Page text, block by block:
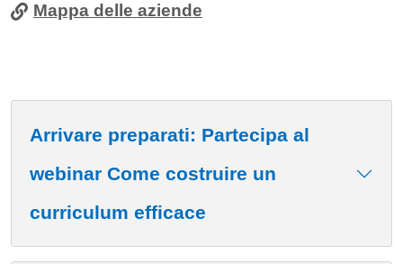
Mappa delle aziende
Arrivare preparati: Partecipa al
webinar Come costruire un
curriculum efficace